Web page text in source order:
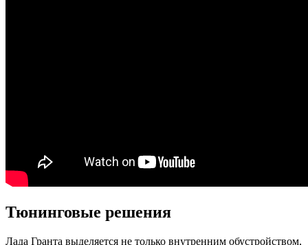
Тюнинговые решения
Лада Гранта выделяется не только внутренним обустройством,